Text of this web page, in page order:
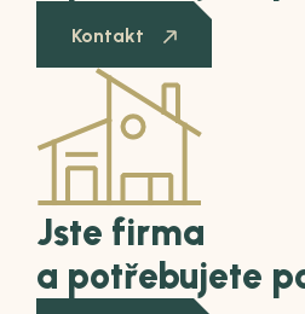
Kontakt
Jste firma
a potřebujete